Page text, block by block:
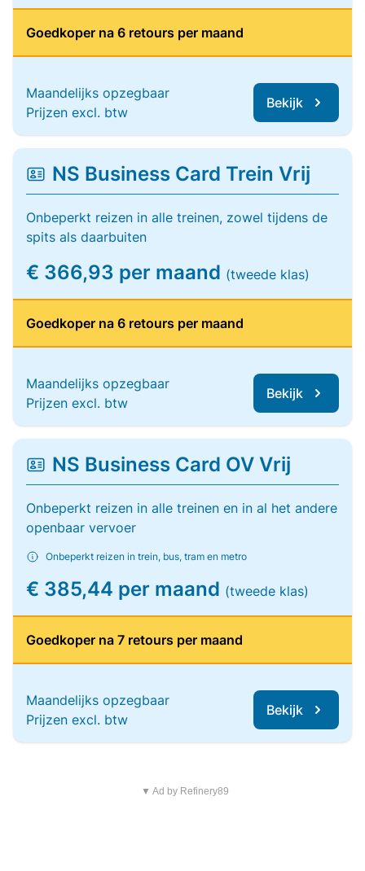
Goedkoper na 6 retours per maand
Maandelijks opzegbaar
Prijzen excl. btw
Bekijk
NS Business Card Trein Vrij
Onbeperkt reizen in alle treinen, zowel tijdens de
spits als daarbuiten
€ 366,93 per maand (tweede klas)
Goedkoper na 6 retours per maand
Maandelijks opzegbaar
Prijzen excl. btw
Bekijk
NS Business Card OV Vrij
Onbeperkt reizen in alle treinen en in al het andere
openbaar vervoer
Onbeperkt reizen in trein, bus, tram en metro
€ 385,44 per maand (tweede klas)
Goedkoper na 7 retours per maand
Maandelijks opzegbaar
Prijzen excl. btw
Bekijk
▼ Ad by Refinery89